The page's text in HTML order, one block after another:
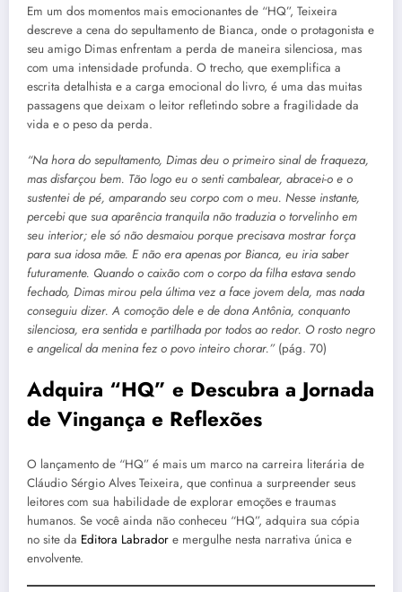
Em um dos momentos mais emocionantes de “HQ”, Teixeira
descreve a cena do sepultamento de Bianca, onde o protagonista e
seu amigo Dimas enfrentam a perda de maneira silenciosa, mas
com uma intensidade profunda. O trecho, que exemplifica a
escrita detalhista e a carga emocional do livro, é uma das muitas
passagens que deixam o leitor refletindo sobre a fragilidade da
vida e o peso da perda.
“Na hora do sepultamento, Dimas deu o primeiro sinal de fraqueza,
mas disfarçou bem. Tão logo eu o senti cambalear, abracei-o e o
sustentei de pé, amparando seu corpo com o meu. Nesse instante,
percebi que sua aparência tranquila não traduzia o torvelinho em
seu interior; ele só não desmaiou porque precisava mostrar força
para sua idosa mãe. E não era apenas por Bianca, eu iria saber
futuramente. Quando o caixão com o corpo da filha estava sendo
fechado, Dimas mirou pela última vez a face jovem dela, mas nada
conseguiu dizer. A comoção dele e de dona Antônia, conquanto
silenciosa, era sentida e partilhada por todos ao redor. O rosto negro
e angelical da menina fez o povo inteiro chorar.”(pág. 70)
Adquira “HQ” e Descubra a Jornada
de Vingança e Reflexões
O lançamento de “HQ” é mais um marco na carreira literária de
Cláudio Sérgio Alves Teixeira, que continua a surpreender seus
leitores com sua habilidade de explorar emoções e traumas
humanos. Se você ainda não conheceu “HQ”, adquira sua cópia
no site da Editora Labrador e mergulhe nesta narrativa única e
envolvente.